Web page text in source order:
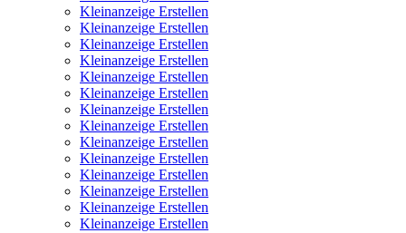
Kleinanzeige Erstellen
Kleinanzeige Erstellen
Kleinanzeige Erstellen
Kleinanzeige Erstellen
Kleinanzeige Erstellen
Kleinanzeige Erstellen
Kleinanzeige Erstellen
Kleinanzeige Erstellen
Kleinanzeige Erstellen
Kleinanzeige Erstellen
Kleinanzeige Erstellen
Kleinanzeige Erstellen
Kleinanzeige Erstellen
Kleinanzeige Erstellen